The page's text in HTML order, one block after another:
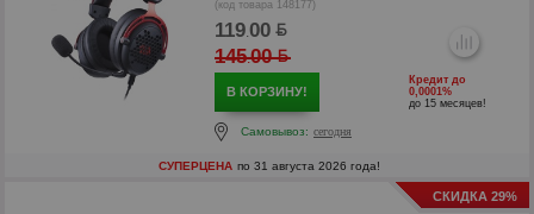
р
(код товара 148177)
119.00
145.00
В КОРЗИНУ!
Кредит до
0,0001%
до 15 месяцев!
Самовывоз: сегодня
СУПЕРЦЕНА по 31 августа 2026 года!
СКИДКА 29%